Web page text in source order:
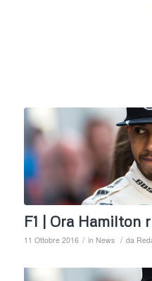
F1 | Ora Hamilton
11 Ottobre 2016 / in News / da